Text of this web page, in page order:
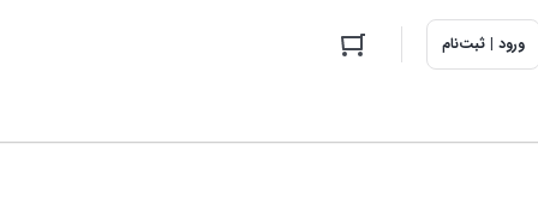
ورود | ثبت‌نام